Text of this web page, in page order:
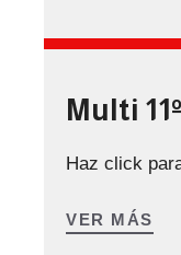
Multi 11º
Haz click
VER MÁS